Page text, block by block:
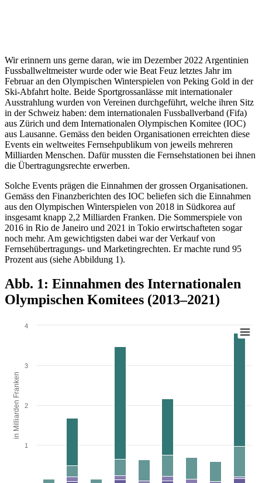
Wir erinnern uns gerne daran, wie im Dezember 2022 Argentinien
Fussballweltmeister wurde oder wie Beat Feuz letztes Jahr im
Februar an den Olympischen Winterspielen von Peking Gold in der
Ski‑Abfahrt holte. Beide Sportgrossanlässe mit internationaler
Ausstrahlung wurden von Vereinen durchgeführt, welche ihren Sitz
in der Schweiz haben: dem internationalen Fussballverband (Fifa)
aus Zürich und dem Internationalen Olympischen Komitee (IOC)
aus Lausanne. Gemäss den beiden Organisationen erreichten diese
Events ein weltweites Fernsehpublikum von jeweils mehreren
Milliarden Menschen. Dafür mussten die Fernsehstationen bei ihnen
die Übertragungsrechte erwerben.
Solche Events prägen die Einnahmen der grossen Organisationen.
Gemäss den Finanzberichten des IOC beliefen sich die Einnahmen
aus den Olympischen Winterspielen von 2018 in Südkorea auf
insgesamt knapp 2,2 Milliarden Franken. Die Sommerspiele von
2016 in Rio de Janeiro und 2021 in Tokio erwirtschafteten sogar
noch mehr. Am gewichtigsten dabei war der Verkauf von
Fernsehübertragungs- und Marketingrechten. Er machte rund 95
Prozent aus (siehe Abbildung 1).
Abb. 1: Einnahmen des Internationalen
Olympischen Komitees (2013–2021)
in Milliarden Franken
1
2
3
4